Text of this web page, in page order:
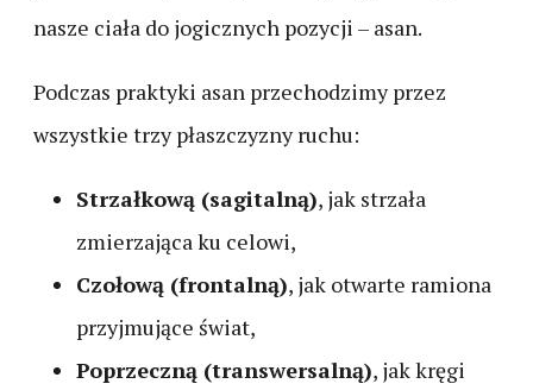
nasze ciała do jogicznych pozycji – asan.
Podczas praktyki asan przechodzimy przez
wszystkie trzy płaszczyzny ruchu:
Strzałkową (sagitalną), jak strzała
zmierzająca ku celowi,
Czołową (frontalną), jak otwarte ramiona
przyjmujące świat,
Poprzeczną (transwersalną), jak kręgi